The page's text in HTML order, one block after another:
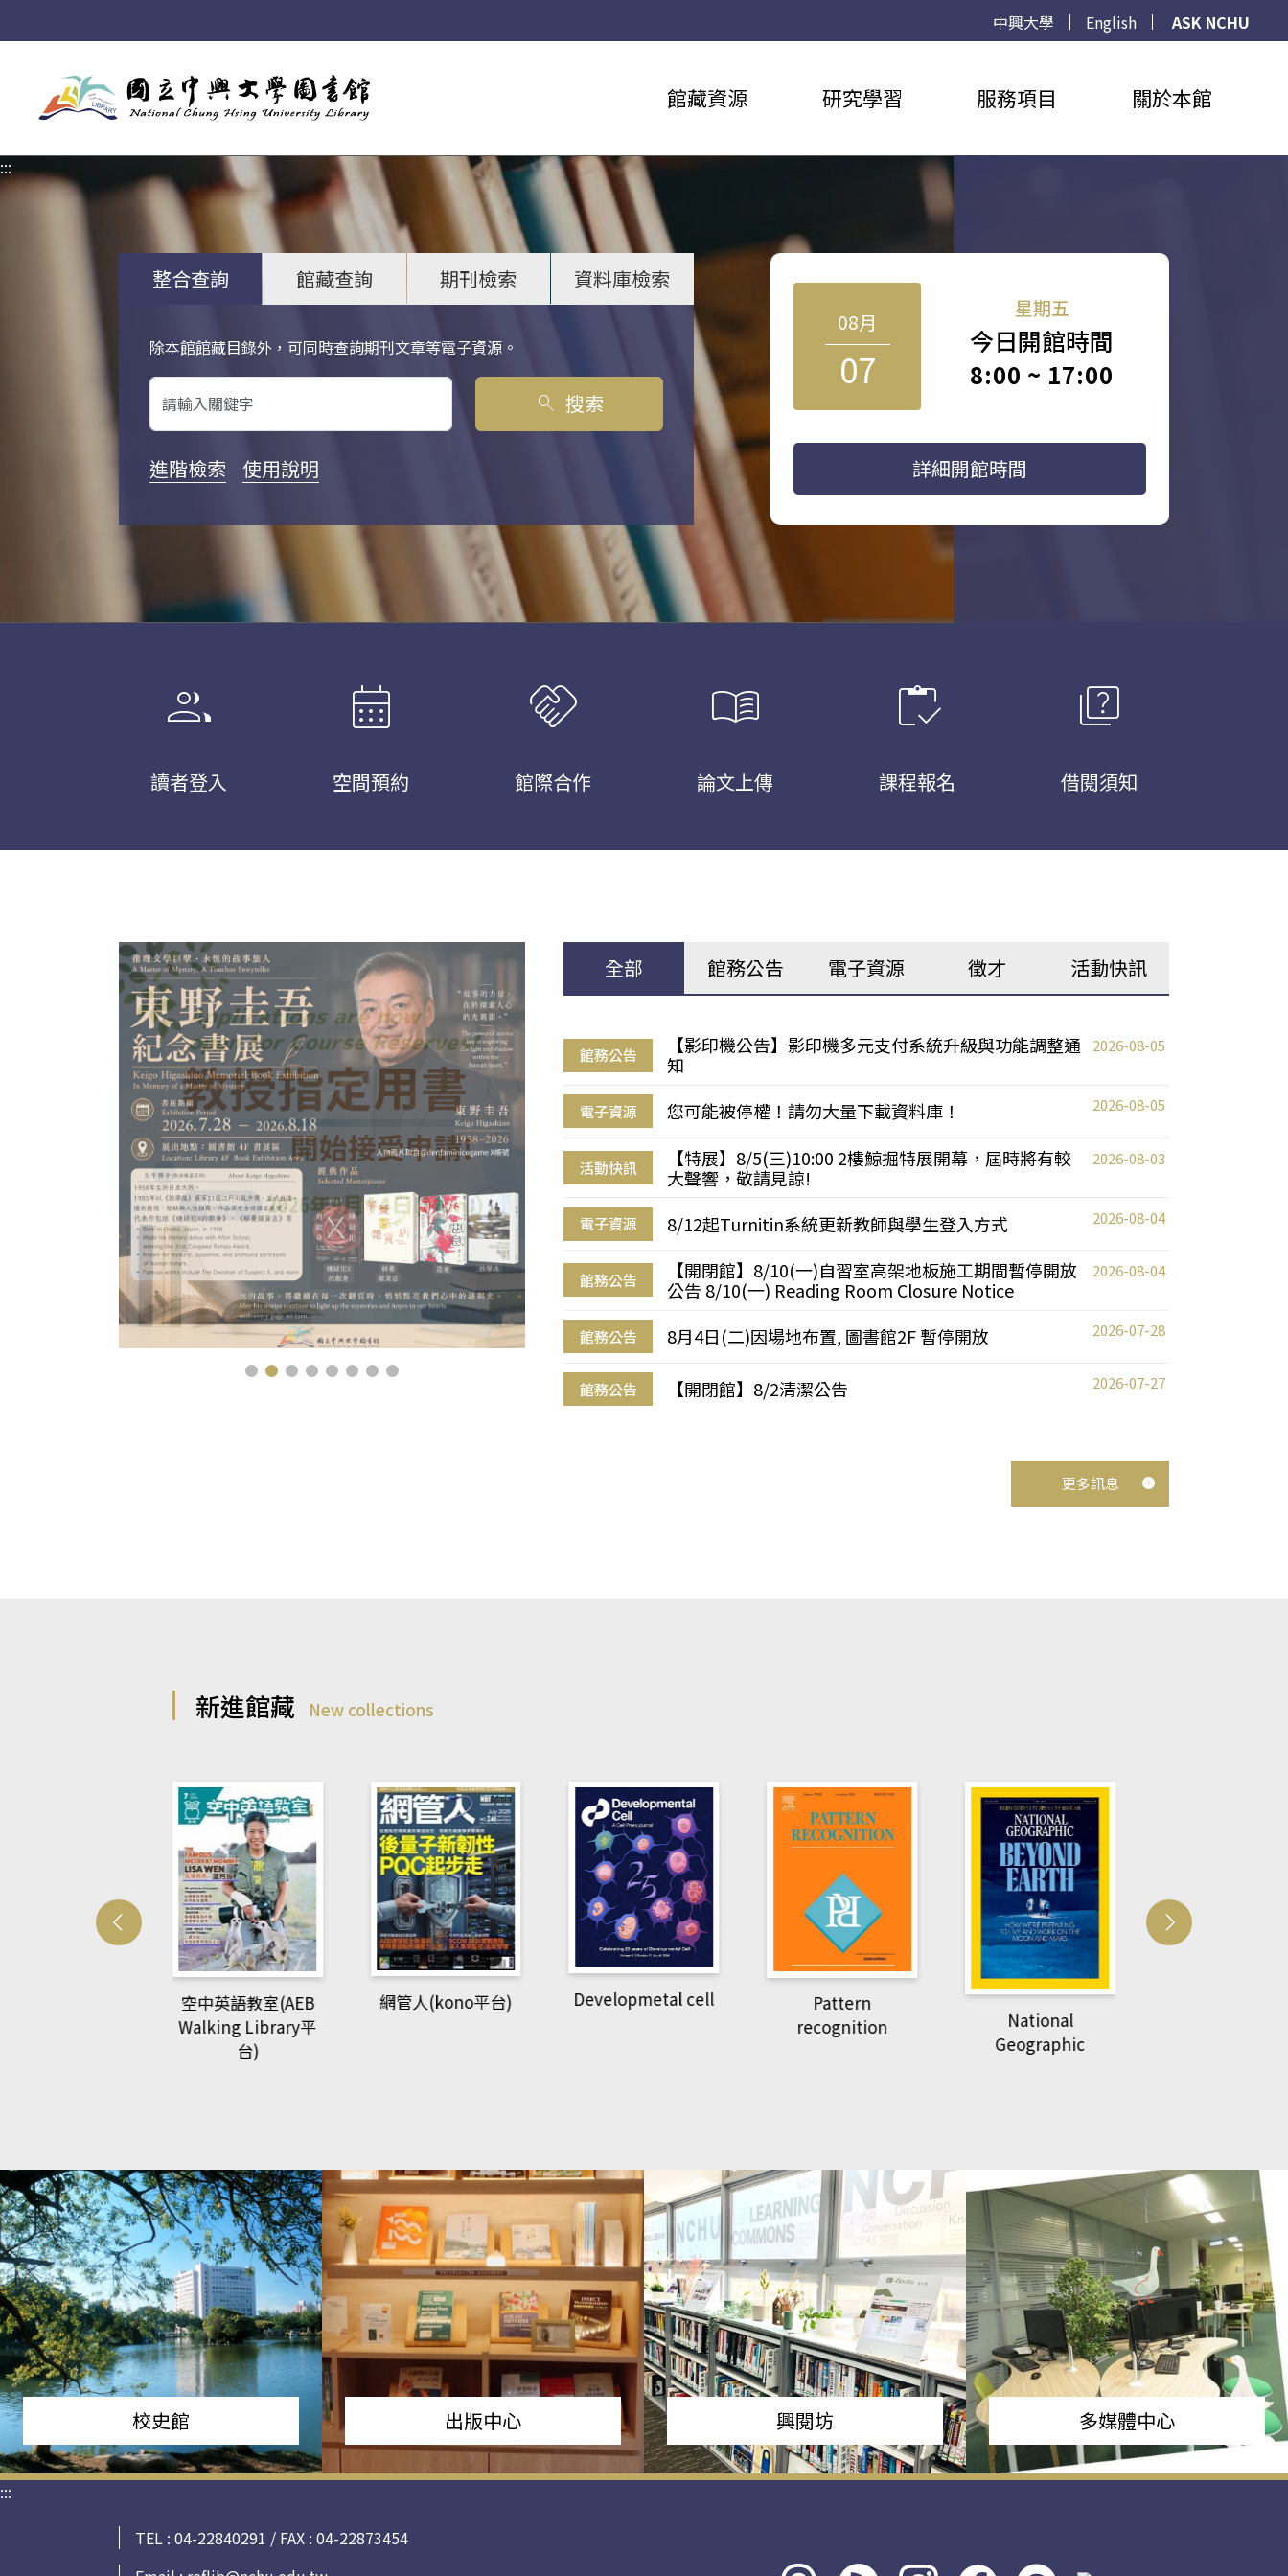
中興大學 English
ASK NCHU
館藏資源 研究學習 服務項目 關於本館
:::
整合查詢 館藏查詢 期刊檢索 資料庫檢索
除本館館藏目錄外，可同時查詢期刊文章等電子資源。
關鍵字搜尋
search 搜索
進階檢索 使用說明
08月
07
星期五
今日開館時間
8:00 ~ 17:00
詳細開館時間
group
讀者登入
calendar_month
空間預約
handshake
館際合作
menu_book
論文上傳
inventory
課程報名
quiz
借閱須知
全部 館務公告 電子資源 徵才 活動快訊
館務公告
【影印機公告】影印機多元支付系統升級與功能調整通
知
2026-08-05
電子資源 您可能被停權！請勿大量下載資料庫！ 2026-08-05
活動快訊
【特展】8/5(三)10:00 2樓鯨掘特展開幕，屆時將有較
大聲響，敬請見諒!
2026-08-03
電子資源 8/12起Turnitin系統更新教師與學生登入方式 2026-08-04
館務公告
【開閉館】8/10(一)自習室高架地板施工期間暫停開放
公告 8/10(一) Reading Room Closure Notice
2026-08-04
館務公告 8月4日(二)因場地布置, 圖書館2F 暫停開放 2026-07-28
館務公告 【開閉館】8/2清潔公告 2026-07-27
更多訊息
新進館藏 New collections
網管人(kono平台) Developmetal cell
Pattern
National
Geographic
Harvard Business
Review
校史館 出版中心 興閱坊 多媒體中心
:::
TEL : 04-22840291 / FAX : 04-22873454